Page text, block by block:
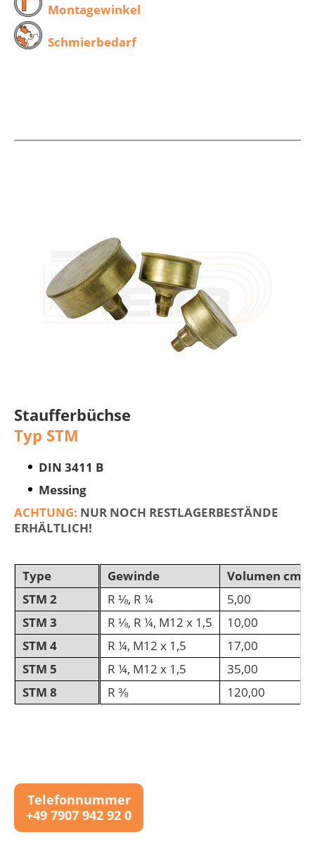
Montagewinkel
Schmierbedarf
Staufferbüchse
Typ STM
DIN 3411 B
Messing
ACHTUNG: NUR NOCH RESTLAGERBESTÄNDE
ERHÄLTLICH!
Gewinde
Volumen cm ³
R ⅛, R ¼
5,00
R ⅛, R ¼, M12 x 1,5
10,00
R ¼, M12 x 1,5
17,00
R ¼, M12 x 1,5
35,00
R ⅜
120,00
Type
STM 2
STM 3
STM 4
STM 5
STM 8
Telefonnummer
+49 7907 942 92 0